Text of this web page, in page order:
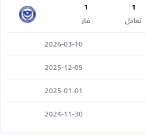
1
تعادل
1
فاز
2026-03-10
2025-12-09
2025-01-01
2024-11-30